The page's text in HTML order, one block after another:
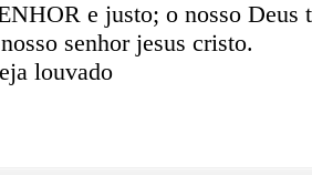
e justo; o nosso Deus
senhor jesus cristo.
louvado